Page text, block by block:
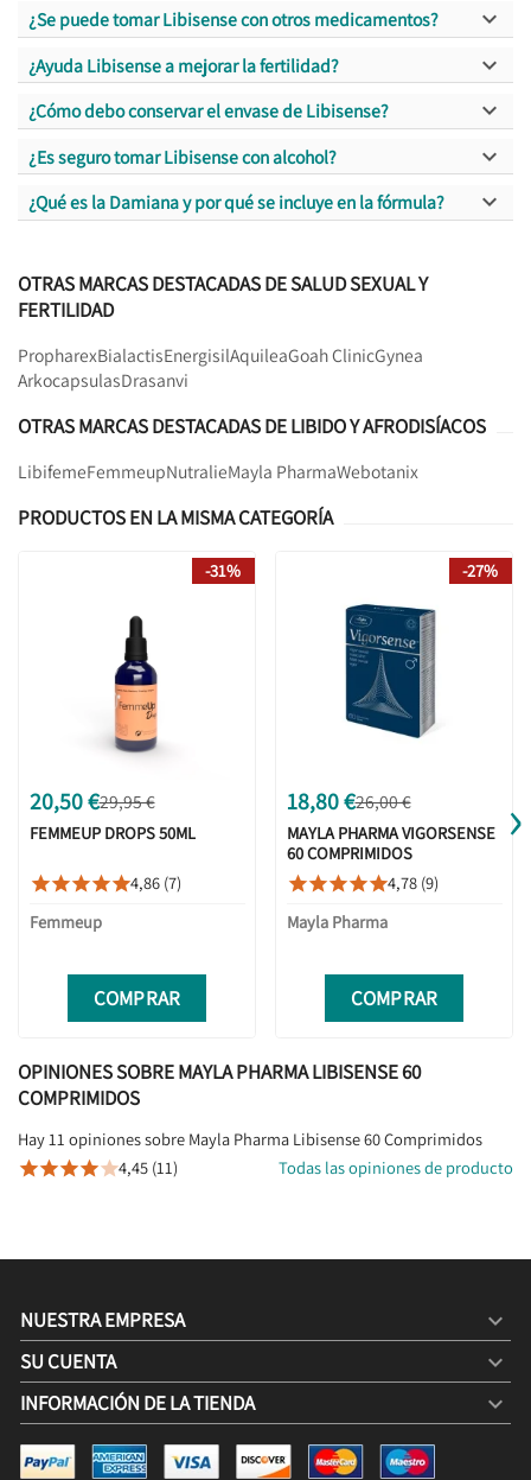
MAYLA PHARMA LIBISENSE 60 COMPRIMIDOS
¿Se puede tomar Libisense con otros medicamentos? 
¿Ayuda Libisense a mejorar la fertilidad? 
¿Cómo debo conservar el envase de Libisense? 
¿Es seguro tomar Libisense con alcohol? 
¿Qué es la Damiana y por qué se incluye en la fórmula? 
OTRAS MARCAS DESTACADAS DE SALUD SEXUAL Y
FERTILIDAD
PropharexBialactisEnergisilAquileaGoah ClinicGynea
ArkocapsulasDrasanvi
OTRAS MARCAS DESTACADAS DE LIBIDO Y AFRODISÍACOS
LibifemeFemmeupNutralieMayla PharmaWebotanix
PRODUCTOS EN LA MISMA CATEGORÍA
20,50 €29,95 €
FEMMEUP DROPS 50ML
4,86 (7)
Femmeup
COMPRAR
-31%
18,80 €26,00 €
MAYLA PHARMA VIGORSENSE
60 COMPRIMIDOS
4,78 (9)
Mayla Pharma
COMPRAR
-27%
›
OPINIONES SOBRE MAYLA PHARMA LIBISENSE 60
COMPRIMIDOS
Hay 11 opiniones sobre Mayla Pharma Libisense 60 Comprimidos
4,45 (11) Todas las opiniones de producto
NUESTRA EMPRESA 
SU CUENTA 
INFORMACIÓN DE LA TIENDA keyboard_arrow_down